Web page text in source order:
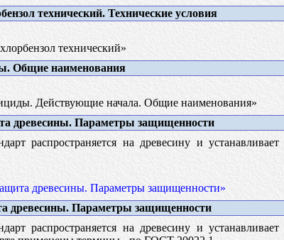
технический. Технические условия
технический»
Общие наименования
Действующие начала. Общие наименования»
древесины. Параметры защищенности
распространяется на древесину и
древесины. Параметры защищенности»
древесины. Параметры защищенности
распространяется на древесину и